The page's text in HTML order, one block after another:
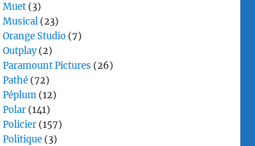
Muet (3)
Musical (23)
Orange Studio (7)
Outplay(2)
Paramount Pictures (26)
Pathé (72)
Péplum (12)
Polar (141)
Policier (157)
Politique (3)